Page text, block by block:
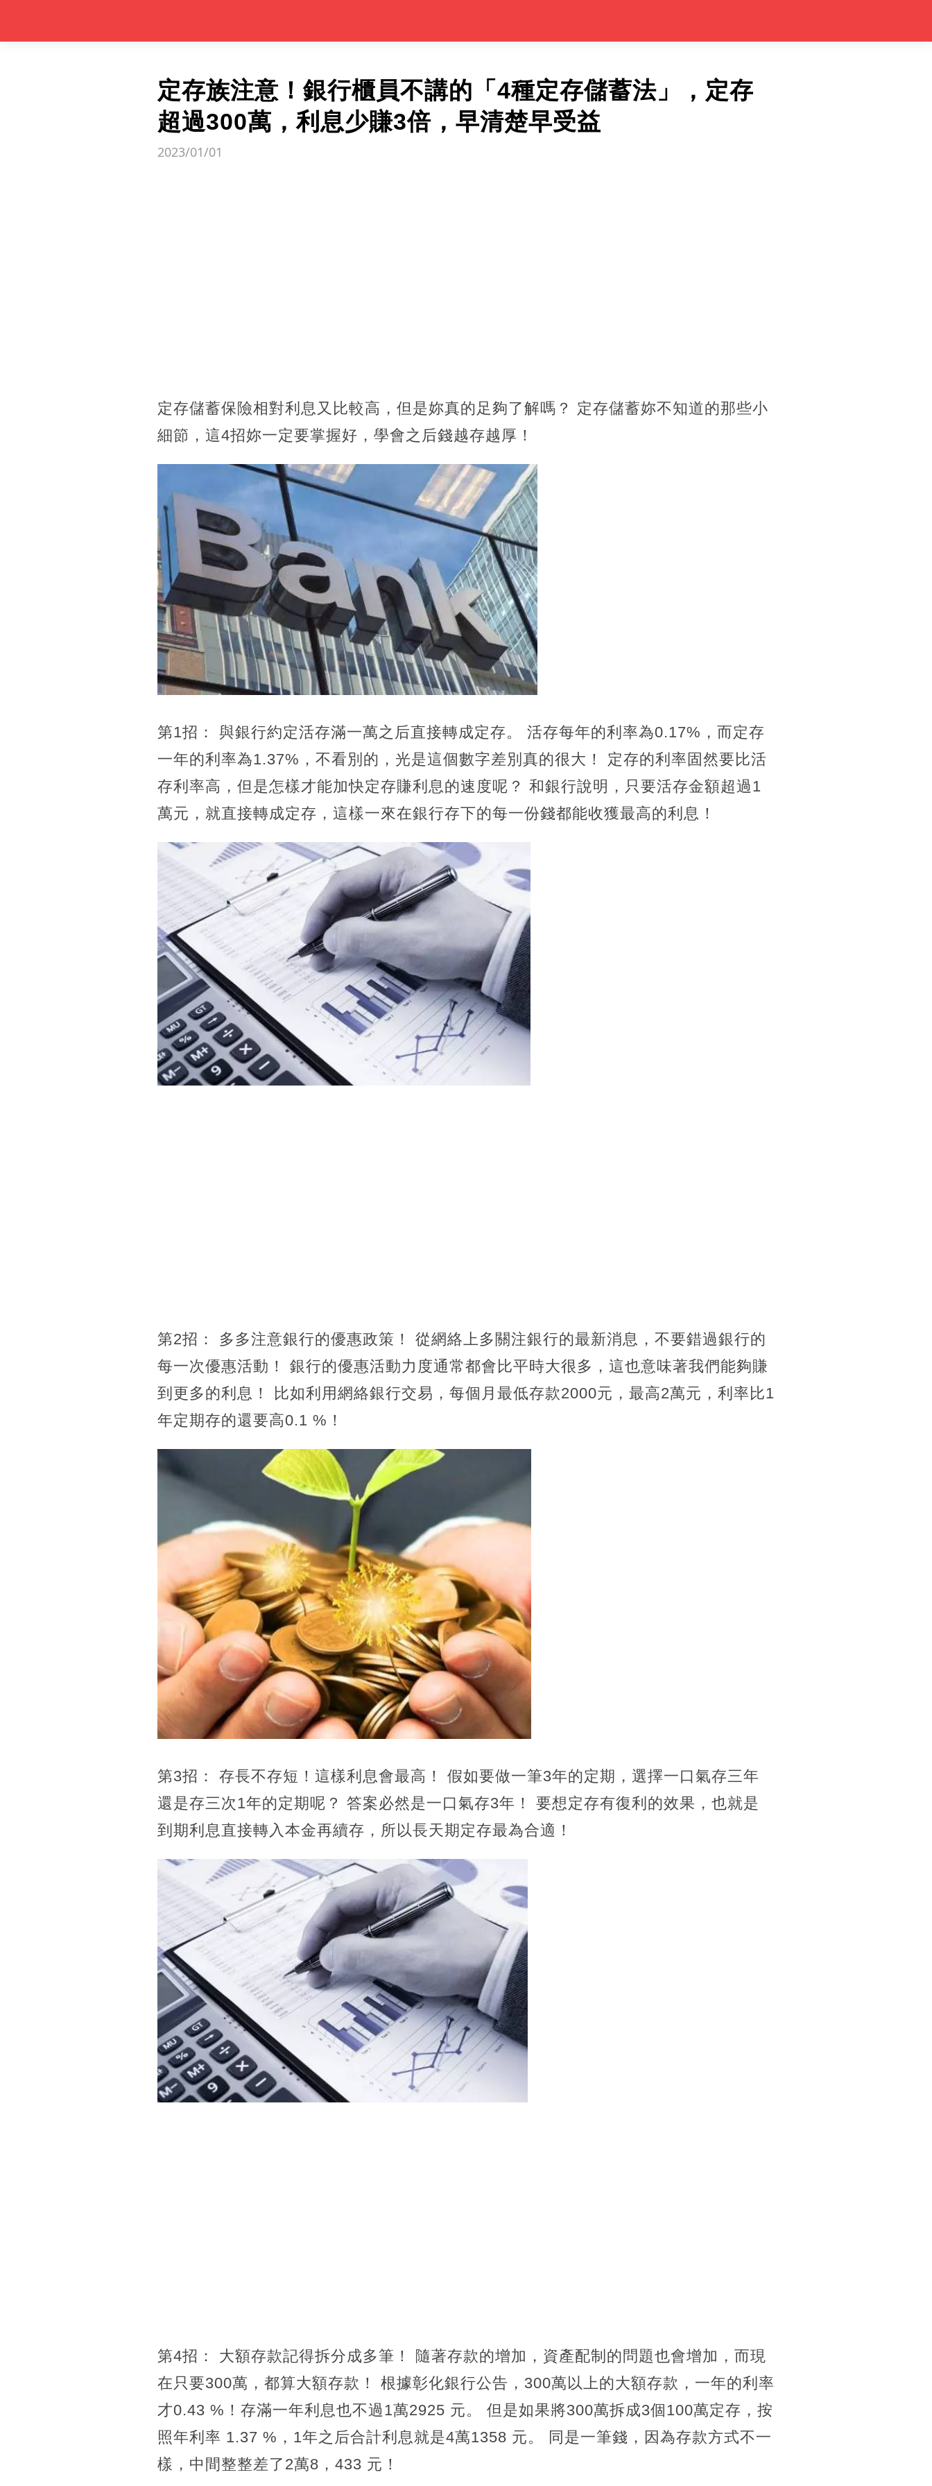
定存族注意！銀行櫃員不講的「4種定存儲蓄法」，定存
超過300萬，利息少賺3倍，早清楚早受益
2023/01/01
定存儲蓄保險相對利息又比較高，但是妳真的足夠了解嗎？ 定存儲蓄妳不知道的那些小
細節，這4招妳一定要掌握好，學會之后錢越存越厚！
第1招： 與銀行約定活存滿一萬之后直接轉成定存。 活存每年的利率為0.17%，而定存
一年的利率為1.37%，不看別的，光是這個數字差別真的很大！ 定存的利率固然要比活
存利率高，但是怎樣才能加快定存賺利息的速度呢？ 和銀行說明，只要活存金額超過1
萬元，就直接轉成定存，這樣一來在銀行存下的每一份錢都能收獲最高的利息！
第2招： 多多注意銀行的優惠政策！ 從網絡上多關注銀行的最新消息， 不要錯過銀行的
每一次優惠活動！ 銀行的優惠活動力度通常都會比平時大很多，這也意味著我們能夠賺
到更多的利息！ 比如利用網絡銀行交易，每個月最低存款2000元，最高2萬元， 利率比1
年定期存的還要高0.1 %！
第3招： 存長不存短！這樣利息會最高！ 假如要做一筆3年的定期，選擇一口氣存三年
還是存三次1年的定期呢？ 答案必然是一口氣存3年！ 要想定存有復利的效果，也就是
到期利息直接轉入本金再續存，所以長天期定存最為合適！
第4招： 大額存款記得拆分成多筆！ 隨著存款的增加，資產配制的問題也會增加，而現
在只要300萬，都算大額存款！ 根據彰化銀行公告，300萬以上的大額存款，一年的利率
才0.43 %！存滿一年利息也不過1萬2925 元。 但是如果將300萬拆成3個100萬定存，按
照年利率 1.37 %，1年之后合計利息就是4萬1358 元。 同是一筆錢，因為存款方式不一
樣，中間整整差了2萬8，433 元！